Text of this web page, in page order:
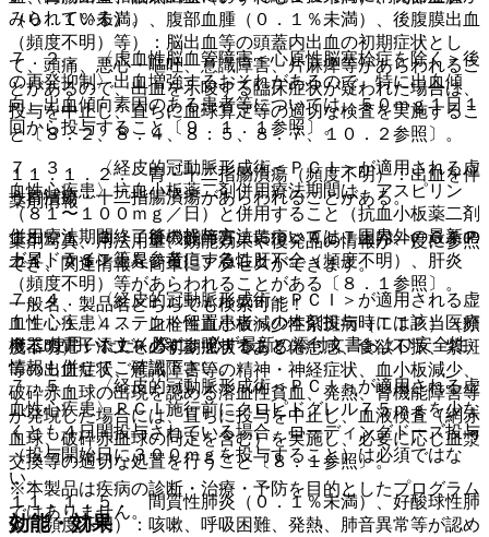
（０．１％未満）、腹部血腫（０．１％未満）、後腹膜出血
（頻度不明）等）：脳出血等の頭蓋内出血の初期症状とし
て、頭痛、悪心・嘔吐、意識障害、片麻痺等があらわれるこ
とがあるので、出血を示唆する臨床症状が疑われた場合は、
投与を中止し、直ちに血球算定等の適切な検査を実施するこ
と〔８．２、８．４、８．５、８．７、１０．２参照〕。
１１．１．２． 胃・十二指腸潰瘍（頻度不明）：出血を伴
う胃潰瘍・十二指腸潰瘍があらわれることがある。
１１．１．３． 肝機能障害、黄疸：ＡＬＴ上昇、γ−ＧＴＰ
上昇、ＡＳＴ上昇、黄疸、急性肝不全（頻度不明）、肝炎
（頻度不明）等があらわれることがある〔８．１参照〕。
１１．１．４． 血栓性血小板減少性紫斑病（ＴＴＰ）（頻
度不明）：ＴＴＰの初期症状である倦怠感、食欲不振、紫斑
等の出血症状、意識障害等の精神・神経症状、血小板減少、
破砕赤血球の出現を認める溶血性貧血、発熱、腎機能障害等
が発現した場合には、直ちに投与を中止し、血液検査（網赤
血球、破砕赤血球の同定を含む）を実施し、必要に応じ血漿
交換等の適切な処置を行うこと〔８．１参照〕。
１１．１．５． 間質性肺炎（０．１％未満）、好酸球性肺
炎（頻度不明）：咳嗽、呼吸困難、発熱、肺音異常等が認め
みられている）。
７．２． 〈虚血性脳血管障害＜心原性脳塞栓症を除く＞後
の再発抑制〉出血増強するおそれがあるので、特に出血傾
向、出血傾向素因のある患者等については、５０ｍｇ１日１
回から投与すること〔９．１．１参照〕。
７．３． 〈経皮的冠動脈形成術＜ＰＣＩ＞が適用される虚
血性心疾患〉抗血小板薬二剤併用療法期間は、アスピリン
（８１〜１００ｍｇ／日）と併用すること（抗血小板薬二剤
併用療法期間終了後の投与方法については、国内外の最新の
ガイドライン等を参考にすること）。
７．４． 〈経皮的冠動脈形成術＜ＰＣＩ＞が適用される虚
血性心疾患〉ステント留置患者への本剤投与時には該当医療
機器の電子添文を必ず参照すること。
７．５． 〈経皮的冠動脈形成術＜ＰＣＩ＞が適用される虚
血性心疾患〉ＰＣＩ施行前にクロピドグレル７５ｍｇを少な
くとも４日間投与されている場合、ローディングドーズ投与
（投与開始日に３００ｍｇを投与すること）は必須ではな
い。
効能・効果
薬剤情報
薬剤写真、用法用量、効能効果や後発品の情報が一度に参照
でき、関連情報へ簡単にアクセスができます。
一般名、製品名どちらでも検索可能！
※ ご使用いただく際に、必ず最新の添付文書および安全性
情報も併せてご確認下さい。
※本製品は疾病の診断・治療・予防を目的としたプログラム
ではありません。